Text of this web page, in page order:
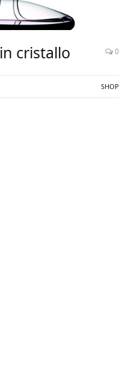
cristallo 0
SHOP